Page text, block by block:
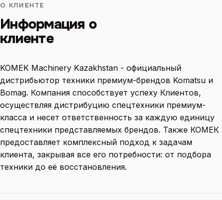
О КЛИЕНТЕ
Информация о
клиенте
KOMEK Machinery Kazakhstan - официальный
дистрибьютор техники премиум-брендов Komatsu и
Bomag. Компания способствует успеху Клиентов,
осуществляя дистрибуцию спецтехники премиум-
класса и несет ответственность за каждую единицу
спецтехники представляемых брендов. Также КОМЕК
предоставляет комплексный подход к задачам
клиента, закрывая все его потребности: от подбора
техники до её восстановления.